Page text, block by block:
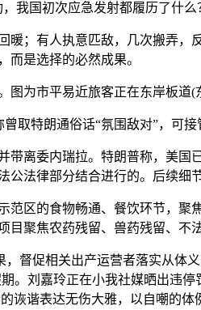
国初次应急发射都履历了什么
；有人执意匹敌，几次搬弄，
而是选择的必然成果。
为市平易近旅客正在东岸板道(
特朗通俗话“氛围敌对”，可接
离委内瑞拉。特朗普称，美国
法律部分结合进行的。后续细
区的食物畅通、餐饮环节，聚
聚焦农药残留、兽药残留、不
督促相关出产运营者落实从体
。刘嘉玲正在小我社媒晒出违
诙谐表达无伤大雅，以自嘲的